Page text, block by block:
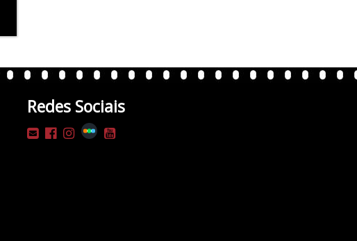
Redes Sociais